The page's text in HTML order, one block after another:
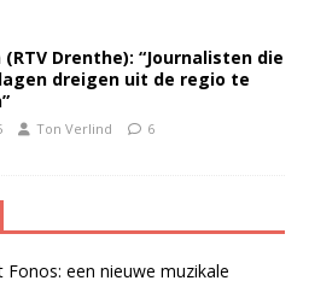
(RTV Drenthe): “Journalisten die
dreigen uit de regio te
Ton Verlind 6
een nieuwe muzikale